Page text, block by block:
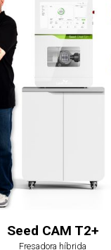
Seed CAM T2+
Fresadora híbrida